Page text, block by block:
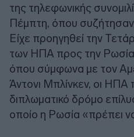
της τηλεφωνικής
Πέμπτη, όπου συζήτησαν
Είχε προηγηθεί την
των ΗΠΑ προς την Ρωσία
όπου σύμφωνα με τον
Άντονι Μπλίνκεν, οι ΗΠΑ
διπλωματικό δρόμο
οποίο η Ρωσία «πρέπει